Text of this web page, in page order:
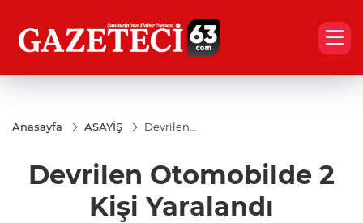
Anasayfa ASAYİŞ
Devrilen
Yaralandı
Devrilen Otomobilde 2
Kişi Yaralandı